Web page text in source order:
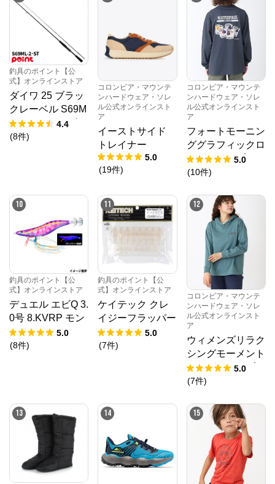
釣具のポイント【公
式】オンラインストア
ダイワ 25 ブラッ
クレーベル S69M
L-2・ST (2026年
追加モデル)
4.4
(8件)
コロンビア・マウンテ
ンハードウェア・ソレ
ル公式オンラインスト
ア
イーストサイド
トレイナー
5.0
(19件)
コロンビア・マウンテ
ンハードウェア・ソレ
ル公式オンラインスト
ア
フォートモーニン
ググラフィックロ
ングスリーブティ
ー
5.0
(10件)
10
釣具のポイント【公
式】オンラインストア
デュエル エビQ 3.
0号 8.KVRP モン
スターマスター
【ゆうパケット】
5.0
(8件)
11
釣具のポイント【公
式】オンラインストア
ケイテック クレ
イジーフラッパー
2.8インチ 529 ク
リスタルフラッシ
5.0
(7件)
12
コロンビア・マウンテ
ンハードウェア・ソレ
ル公式オンラインスト
ア
ウィメンズリラク
シングモーメント
ロングスリーブフ
ーディ
5.0
(7件)
13 14 15